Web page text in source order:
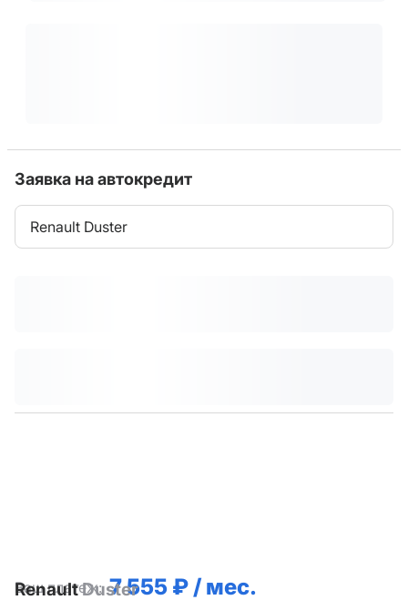
Заявка на автокредит
Renault Duster
Ваш платеж: 7 555 ₽ / мес.
RenaultDuster